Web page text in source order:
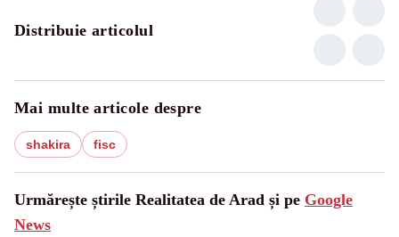
Distribuie articolul
Mai multe articole despre
shakira fisc
Urmărește știrile Realitatea de Arad și pe Google
News